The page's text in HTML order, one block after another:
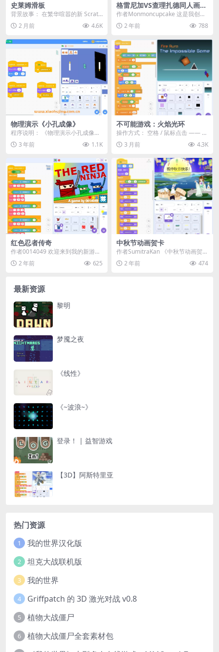
史莱姆滑板
背景故事： 在繁华喧嚣的新 Scratc
h 城地底深处…… Scratch 猫与...
2 月前 4.6K
格雷尼加VS查理扎德同人画宝
可梦
作者Monmoncupcake 这是我创作
的阿什-格雷尼加对战Mega Char...
2 年前 788
物理演示《小孔成像》
程序说明： 《物理演示小孔成像》
是一个通过Scratch平台制作的教育
类互动作品...
3 年前 1.1K
不可能游戏：火焰光环
操作方式： 空格 / 鼠标点击 —— 跳
跃
3 月前 4.3K
红色忍者传奇
作者0014049 欢迎来到我的新游
戏！红色忍者。由于克隆太多，在
速度较慢的设备...
2 年前 625
中秋节动画贺卡
作者SumitraKan 《中秋节动画贺
卡》是一款融合传统与现代创意的S
crat...2 年前 474
最新资源
黎明
梦魇之夜
《线性》
《~波浪~》
登录！ | 益智游戏
【3D】阿斯特里亚
热门资源
1 我的世界汉化版
2 坦克大战联机版
3 我的世界
4 Griffpatch 的 3D 激光对战 v0.8
5 植物大战僵尸
6 植物大战僵尸全套素材包